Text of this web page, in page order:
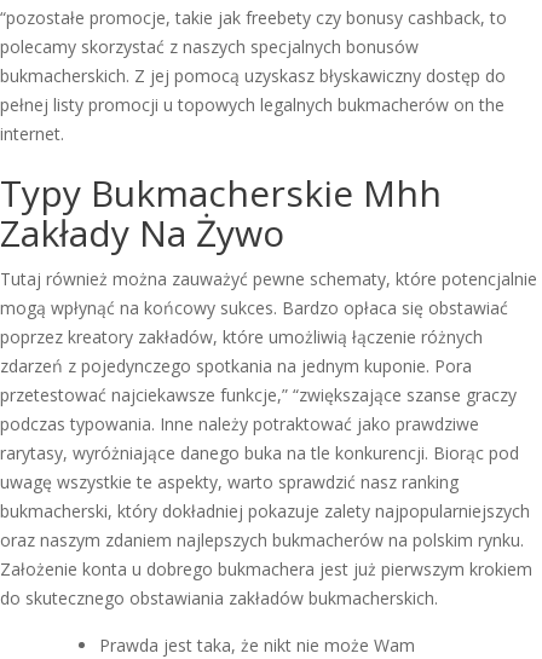
“pozostałe promocje, takie jak freebety czy bonusy cashback, to
polecamy skorzystać z naszych specjalnych bonusów
bukmacherskich. Z jej pomocą uzyskasz błyskawiczny dostęp do
pełnej listy promocji u topowych legalnych bukmacherów on the
internet.
Typy Bukmacherskie Mhh
Zakłady Na Żywo
Tutaj również można zauważyć pewne schematy, które potencjalnie
mogą wpłynąć na końcowy sukces. Bardzo opłaca się obstawiać
poprzez kreatory zakładów, które umożliwią łączenie różnych
zdarzeń z pojedynczego spotkania na jednym kuponie. Pora
przetestować najciekawsze funkcje,” “zwiększające szanse graczy
podczas typowania. Inne należy potraktować jako prawdziwe
rarytasy, wyróżniające danego buka na tle konkurencji. Biorąc pod
uwagę wszystkie te aspekty, warto sprawdzić nasz ranking
bukmacherski, który dokładniej pokazuje zalety najpopularniejszych
oraz naszym zdaniem najlepszych bukmacherów na polskim rynku.
Założenie konta u dobrego bukmachera jest już pierwszym krokiem
do skutecznego obstawiania zakładów bukmacherskich.
Prawda jest taka, że nikt nie może Wam